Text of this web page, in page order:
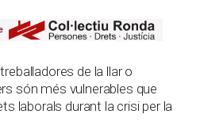
de la llar o
són més vulnerables que
laborals durant la crisi per la